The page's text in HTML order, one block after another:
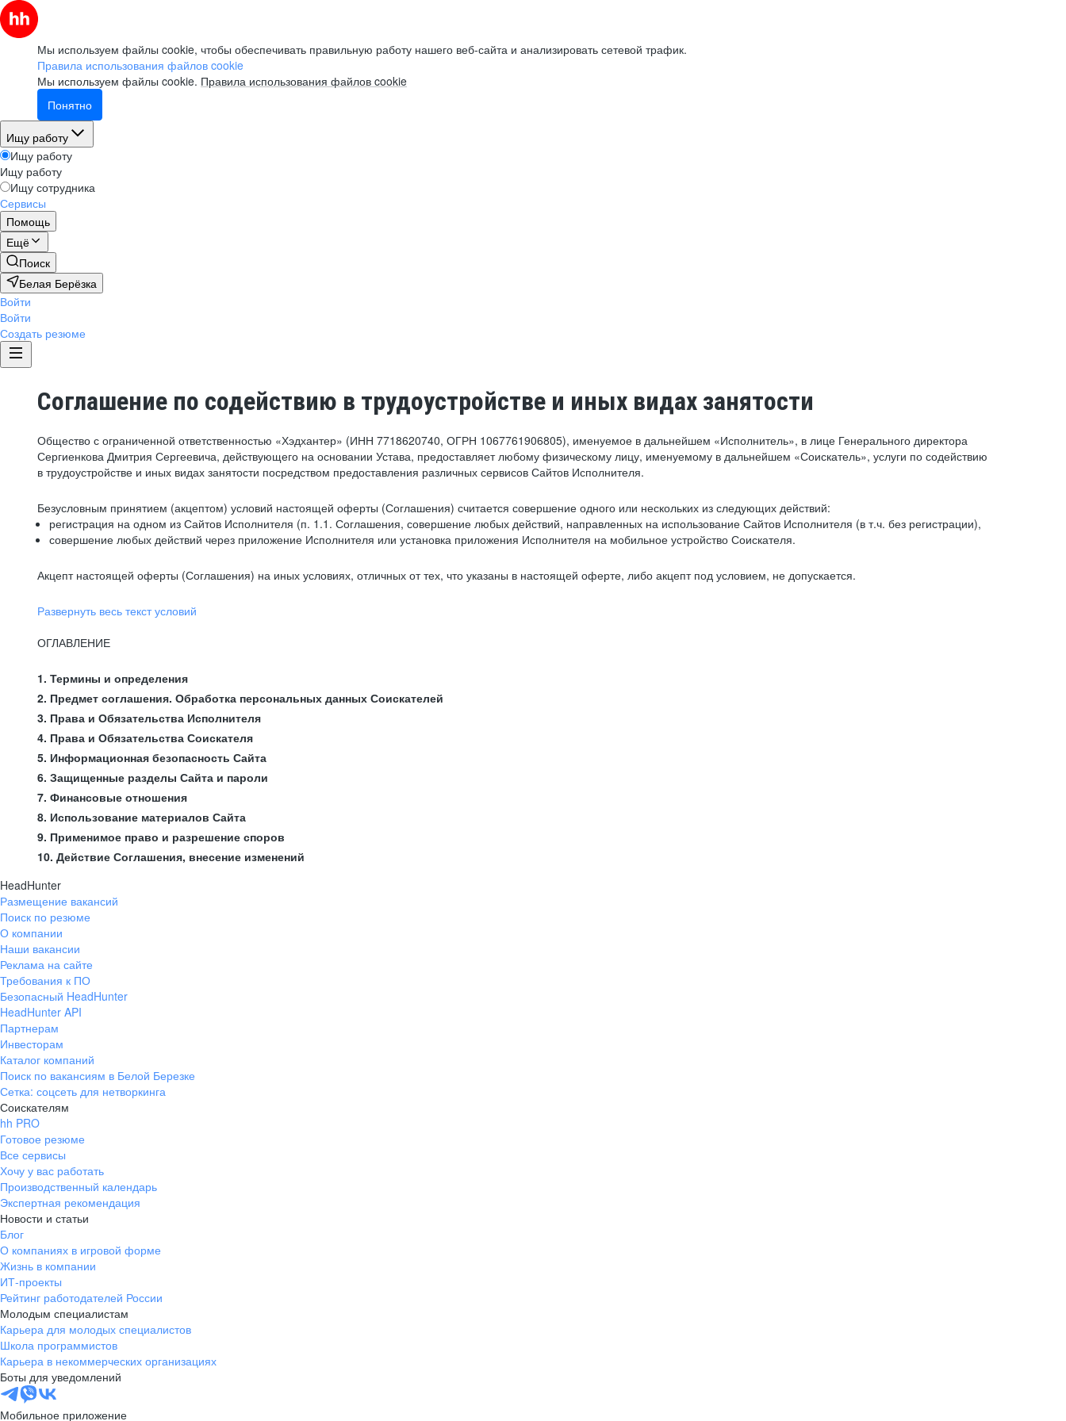
Мы используем файлы cookie, чтобы обеспечивать правильную работу нашего веб-сайта и анализировать сетевой трафик.
Правила использования файлов cookie
Мы используем файлы cookie. Правила использования файлов cookie
Понятно
Ищу работу
Ищу работу
Ищу работу
Ищу сотрудника
Сервисы
Помощь
Ещё
Поиск
Белая Берёзка
Войти
Войти
Создать резюме
Соглашение по содействию в трудоустройстве и иных видах занятости
Общество с ограниченной ответственностью «Хэдхантер» (ИНН 7718620740, ОГРН 1067761906805), именуемое в дальнейшем «Исполнитель», в лице Генерального директора
Сергиенкова Дмитрия Сергеевича, действующего на основании Устава, предоставляет любому физическому лицу, именуемому в дальнейшем «Соискатель», услуги по содействию
в трудоустройстве и иных видах занятости посредством предоставления различных сервисов Сайтов Исполнителя.
Безусловным принятием (акцептом) условий настоящей оферты (Соглашения) считается совершение одного или нескольких из следующих действий:
регистрация на одном из Сайтов Исполнителя (п. 1.1. Соглашения, совершение любых действий, направленных на использование Сайтов Исполнителя (в т.ч. без регистрации),
совершение любых действий через приложение Исполнителя или установка приложения Исполнителя на мобильное устройство Соискателя.
Акцепт настоящей оферты (Соглашения) на иных условиях, отличных от тех, что указаны в настоящей оферте, либо акцепт под условием, не допускается.
Развернуть весь текст условий
ОГЛАВЛЕНИЕ
1. Термины и определения
2. Предмет соглашения. Обработка персональных данных Соискателей
3. Права и Обязательства Исполнителя
4. Права и Обязательства Соискателя
5. Информационная безопасность Сайта
6. Защищенные разделы Сайта и пароли
7. Финансовые отношения
8. Использование материалов Сайта
9. Применимое право и разрешение споров
10. Действие Соглашения, внесение изменений
HeadHunter
Размещение вакансий
Поиск по резюме
О компании
Наши вакансии
Реклама на сайте
Требования к ПО
Безопасный HeadHunter
HeadHunter API
Партнерам
Инвесторам
Каталог компаний
Поиск по вакансиям в Белой Березке
Сетка: соцсеть для нетворкинга
Соискателям
hh PRO
Готовое резюме
Все сервисы
Хочу у вас работать
Производственный календарь
Экспертная рекомендация
Новости и статьи
Блог
О компаниях в игровой форме
Жизнь в компании
ИТ-проекты
Рейтинг работодателей России
Молодым специалистам
Карьера для молодых специалистов
Школа программистов
Карьера в некоммерческих организациях
Боты для уведомлений
Мобильное приложение